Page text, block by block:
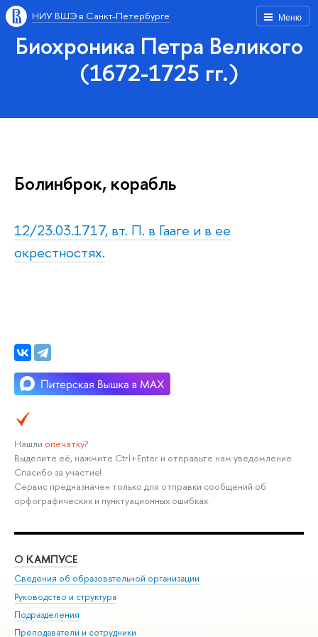
Меню
НИУ ВШЭ в Санкт-Петербурге
Биохроника Петра Великого
(1672-1725 гг.)
Болинброк, корабль
12/23.03.1717, вт. П. в Гааге и в ее
окрестностях.
Нашли опечатку?
Выделите её, нажмите Ctrl+Enter и отправьте нам уведомление.
Спасибо за участие!
Сервис предназначен только для отправки сообщений об
орфографических и пунктуационных ошибках.
О КАМПУСЕ
Сведения об образовательной организации
Руководство и структура
Подразделения
Преподаватели и сотрудники